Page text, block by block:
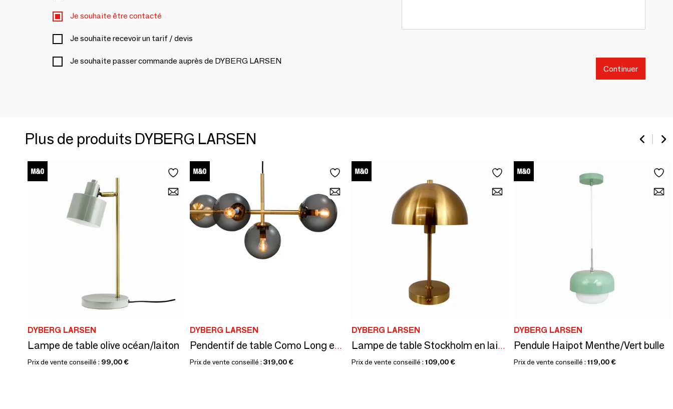
Je souhaite être contacté
Je souhaite recevoir un tarif / devis
Je souhaite passer commande auprès de DYBERG LARSEN
Continuer
Plus de produits DYBERG LARSEN
DYBERG LARSEN
Lampe de table olive océan/laiton
Prix de vente conseillé : 99,00 €
DYBERG LARSEN
Pendentif de table Como Long en laiton
Prix de vente conseillé : 319,00 €
DYBERG LARSEN
Lampe de table Stockholm en laiton antique
Prix de vente conseillé : 109,00 €
DYBERG LARSEN
Pendule Haipot Menthe/Vert bulle
Prix de vente conseillé : 119,00 €